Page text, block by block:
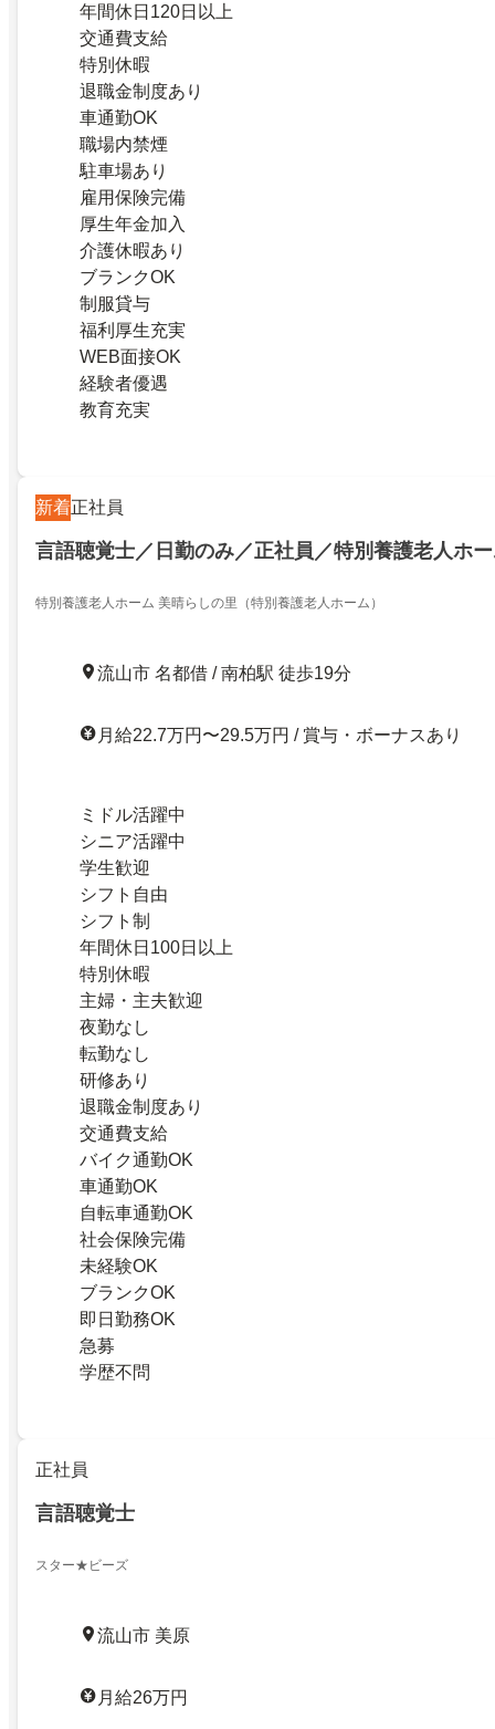
年間休日120日以上
交通費支給
特別休暇
退職金制度あり
車通勤OK
職場内禁煙
駐車場あり
雇用保険完備
厚生年金加入
介護休暇あり
ブランクOK
制服貸与
福利厚生充実
WEB面接OK
経験者優遇
教育充実
新着正社員
言語聴覚士／日勤のみ／正社員／特別養護老人ホ
特別養護老人ホーム 美晴らしの里（特別養護老人ホーム）
流山市 名都借 / 南柏駅 徒歩19分
月給22.7万円〜29.5万円 / 賞与・ボーナスあり
ミドル活躍中
シニア活躍中
学生歓迎
シフト自由
シフト制
年間休日100日以上
特別休暇
主婦・主夫歓迎
夜勤なし
転勤なし
研修あり
退職金制度あり
交通費支給
バイク通勤OK
車通勤OK
自転車通勤OK
社会保険完備
未経験OK
ブランクOK
即日勤務OK
急募
学歴不問
正社員
言語聴覚士
スター★ビーズ
流山市 美原
月給26万円